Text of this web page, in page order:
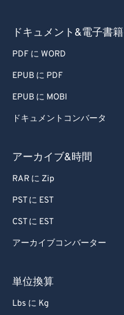
ドキュメント&電子書籍
PDF に WORD
EPUB に PDF
EPUB に MOBI
ドキュメントコンバータ
アーカイブ&時間
RAR に Zip
PST に EST
CST に EST
アーカイブコンバーター
単位換算
Lbs に Kg